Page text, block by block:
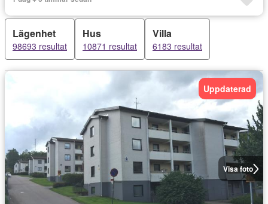
Lägenhet
98693 resultat
Hus
10871 resultat
Villa
6183 resultat
Visa foto
Uppdaterad